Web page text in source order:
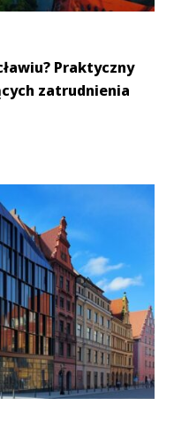
Praktyczny
zatrudnienia